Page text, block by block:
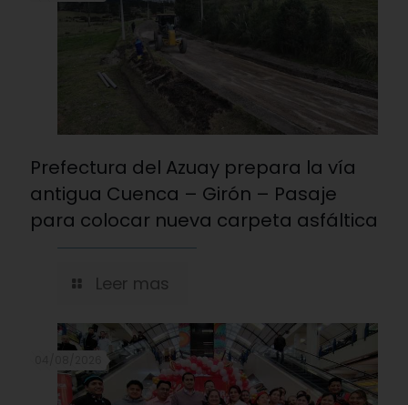
Prefectura del Azuay prepara la vía
antigua Cuenca – Girón – Pasaje
para colocar nueva carpeta asfáltica
Leer mas